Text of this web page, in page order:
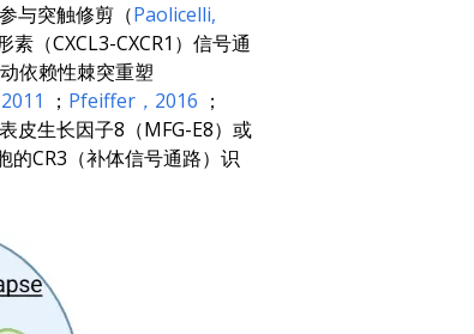
与突触修剪（Paolicelli,
素（CXCL3-CXCR1）信号通
依赖性棘突重塑
2011 ； Pfeiffer ，2016 ；
皮生长因子8（MFG-E8）或
的CR3（补体信号通路）识